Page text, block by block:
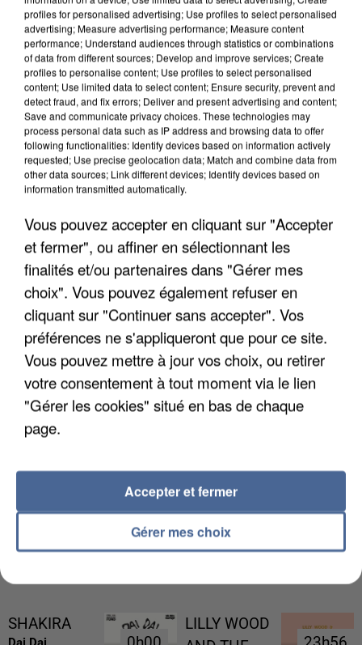
APRÈS TOUTES CES CANICULES, LES REFUGES
DE FAUNE SAUVAGE SONT...
L’UN DES FONDATEURS SUPPOSÉS DE LA DZ
MAFIA INTERPELLÉ EN ALGÉRIE
SHAKIRA
LILLY WOOD
profiles for personalised advertising; Use profiles to select personalised
advertising; Measure advertising performance; Measure content
performance; Understand audiences through statistics or combinations
of data from different sources; Develop and improve services; Create
profiles to personalise content; Use profiles to select personalised
content; Use limited data to select content; Ensure security, prevent and
detect fraud, and fix errors; Deliver and present advertising and content;
Save and communicate privacy choices. These technologies may
process personal data such as IP address and browsing data to offer
following functionalities: Identify devices based on information actively
requested; Use precise geolocation data; Match and combine data from
other data sources; Link different devices; Identify devices based on
information transmitted automatically.
Vous pouvez accepter en cliquant sur "Accepter
et fermer", ou affiner en sélectionnant les
finalités et/ou partenaires dans "Gérer mes
choix". Vous pouvez également refuser en
cliquant sur "Continuer sans accepter". Vos
préférences ne s'appliqueront que pour ce site.
Vous pouvez mettre à jour vos choix, ou retirer
votre consentement à tout moment via le lien
"Gérer les cookies" situé en bas de chaque
page.
Gérer mes choix
Accepter et fermer